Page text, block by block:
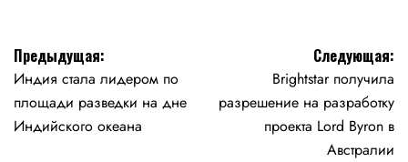
Навигация
по
записям
Предыдущая:
Индия стала лидером по
площади разведки на дне
Индийского океана
Следующая:
Brightstar получила
разрешение на разработку
проекта Lord Byron в
Австралии